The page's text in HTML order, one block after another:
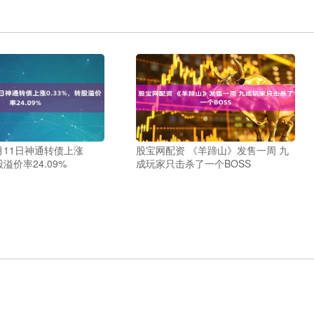
日神通转债上涨
价率24.09%
股宝网配资 《羊蹄山》发售一周 九
成玩家只击杀了一个BOSS